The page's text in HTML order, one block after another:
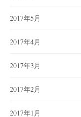
2017年5月
2017年4月
2017年3月
2017年2月
2017年1月